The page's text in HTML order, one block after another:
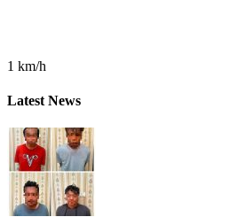
1 km/h
Latest News